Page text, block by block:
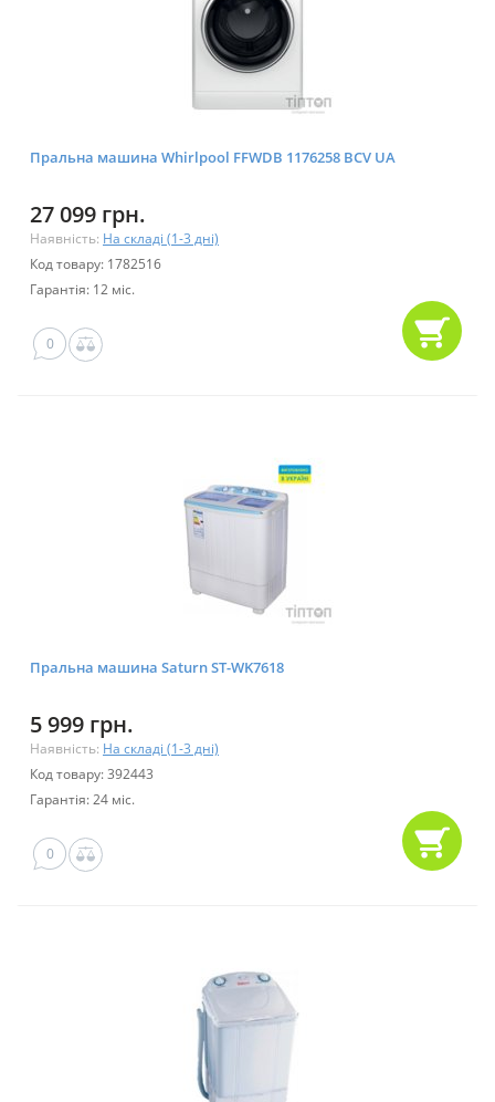
Пральна машина Whirlpool FFWDB 1176258 BCV UA
27 099 грн.
Наявність: На складі (1-3 дні)
Код товару: 1782516
Гарантія: 12 міс.
0
Пральна машина Saturn ST-WK7618
5 999 грн.
Наявність: На складі (1-3 дні)
Код товару: 392443
Гарантія: 24 міс.
0